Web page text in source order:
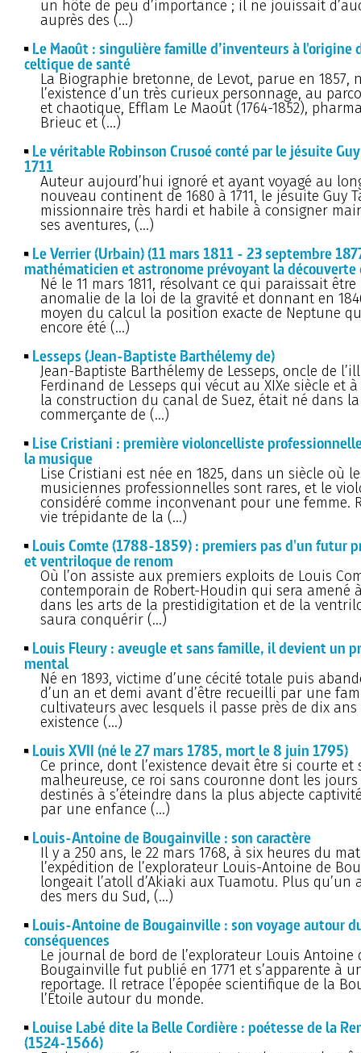
un hôte de peu d’importance ; il ne jouissait
auprès des (…)
Le Maoût : singulière famille d’inventeurs à l'origine
celtique de santé
La Biographie bretonne, de Levot, parue en 1857,
l’existence d’un très curieux personnage, au
et chaotique, Efflam Le Maoût (1764-1852),
Brieuc et (…)
Le véritable Robinson Crusoé conté par le jésuite
1711
Auteur aujourd’hui ignoré et ayant voyagé au
nouveau continent de 1680 à 1711, le jésuite Guy
missionnaire très hardi et habile à consigner
ses aventures, (…)
Le Verrier (Urbain) (11 mars 1811 - 23 septembre
mathématicien et astronome prévoyant la découverte
Né le 11 mars 1811, résolvant ce qui paraissait
anomalie de la loi de la gravité et donnant en
moyen du calcul la position exacte de Neptune
encore été (…)
Lesseps (Jean-Baptiste Barthélemy de)
Jean-Baptiste Barthélemy de Lesseps, oncle de
Ferdinand de Lesseps qui vécut au XIXe siècle et
la construction du canal de Suez, était né dans
commerçante de (…)
Lise Cristiani : première violoncelliste
la musique
Lise Cristiani est née en 1825, dans un siècle où
musiciennes professionnelles sont rares, et le
considéré comme inconvenant pour une femme.
vie trépidante de la (…)
Louis Comte (1788-1859) : premiers pas d'un futur
et ventriloque de renom
Où l’on assiste aux premiers exploits de Louis
contemporain de Robert-Houdin qui sera amené
dans les arts de la prestidigitation et de la
saura conquérir (…)
Louis Fleury : aveugle et sans famille, il devient un
mental
Né en 1893, victime d’une cécité totale puis
d’un an et demi avant d’être recueilli par une
cultivateurs avec lesquels il passe près de dix ans
existence (…)
Louis XVII (né le 27 mars 1785, mort le 8 juin 1795)
Ce prince, dont l’existence devait être si courte et
malheureuse, ce roi sans couronne dont les
destinés à s’éteindre dans la plus abjecte
par une enfance (…)
Louis-Antoine de Bougainville : son caractère
Il y a 250 ans, le 22 mars 1768, à six heures du
l’expédition de l’explorateur Louis-Antoine de
longeait l’atoll d’Akiaki aux Tuamotu. Plus qu’un
des mers du Sud, (…)
Louis-Antoine de Bougainville : son voyage autour
conséquences
Le journal de bord de l’explorateur Louis Antoine
Bougainville fut publié en 1771 et s’apparente à
reportage. Il retrace l’épopée scientifique de la
l’Étoile autour du monde.
Louise Labé dite la Belle Cordière : poétesse de la
(1524-1566)